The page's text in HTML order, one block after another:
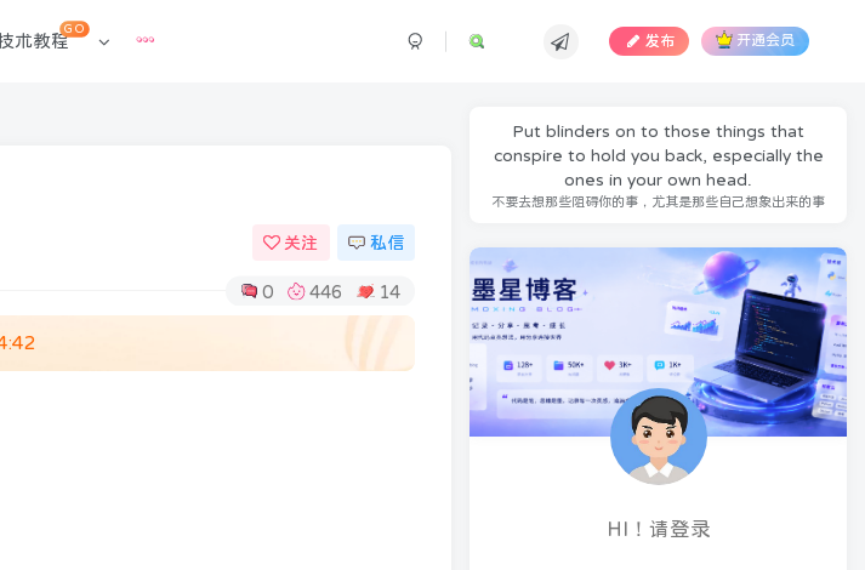
术教程
GO
发布 开通会员
关注 私信
0 446 14
Put blinders on to those things that
conspire to hold you back, especially the
ones in your own head.
不要去想那些阻碍你的事，尤其是那些自己想象出来的事
HI！请登录